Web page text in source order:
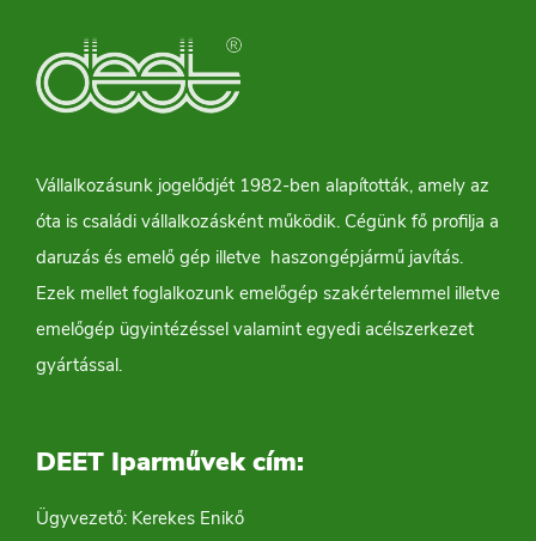
Vállalkozásunk jogelődjét 1982-ben alapították, amely az
óta is családi vállalkozásként működik. Cégünk fő profilja a
daruzás és emelő gép illetve haszongépjármű javítás.
Ezek mellet foglalkozunk emelőgép szakértelemmel illetve
emelőgép ügyintézéssel valamint egyedi acélszerkezet
gyártással.
DEET Iparművek cím:
Ügyvezető: Kerekes Enikő